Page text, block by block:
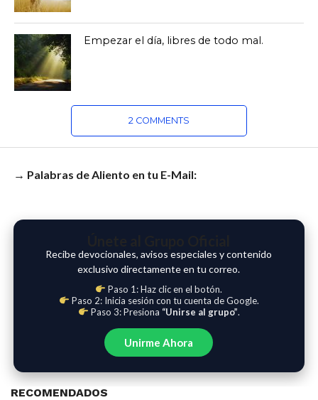
Empezar el día, libres de todo mal.
2 COMMENTS
→ Palabras de Aliento en tu E-Mail:
Recibe devocionales, avisos especiales y contenido
exclusivo directamente en tu correo.
Paso 1: Haz clic en el botón.
Paso 2: Inicia sesión con tu cuenta de Google.
Paso 3: Presiona “Unirse al grupo”.
Unirme Ahora
RECOMENDADOS